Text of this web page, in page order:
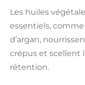
Les huiles
essentiels, comme
d’argan,
crépus et scellent
rétention.